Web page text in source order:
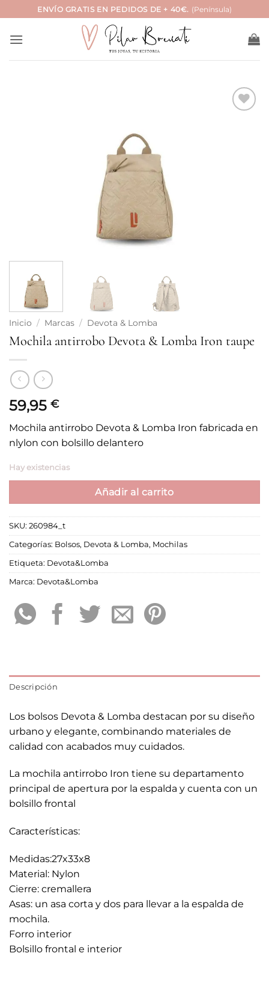
al
contenido
ENVÍO GRATIS EN PEDIDOS DE + 40€. (Península)
Inicio / Marcas / Devota & Lomba
Mochila antirrobo Devota & Lomba Iron taupe
59,95 €
Mochila antirrobo Devota & Lomba Iron fabricada en
nlylon con bolsillo delantero
Hay existencias
Añadir al carrito
SKU: 260984_t
Categorías: Bolsos, Devota & Lomba, Mochilas
Etiqueta: Devota&Lomba
Marca: Devota&Lomba
Descripción
Los bolsos Devota & Lomba destacan por su diseño
urbano y elegante, combinando materiales de
calidad con acabados muy cuidados.
La mochila antirrobo Iron tiene su departamento
principal de apertura por la espalda y cuenta con un
bolsillo frontal
Características:
Medidas:27x33x8
Material: Nylon
Cierre: cremallera
Asas: un asa corta y dos para llevar a la espalda de
mochila.
Forro interior
Bolsillo frontal e interior